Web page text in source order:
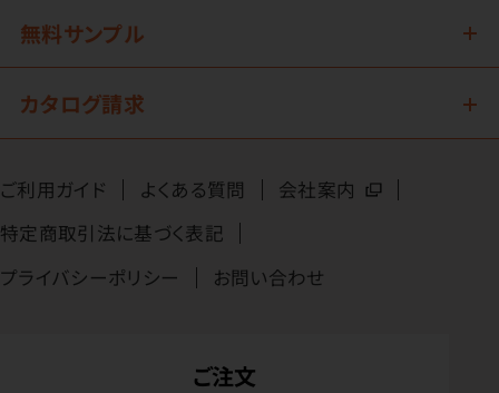
無料サンプル
カタログ請求
ご利用ガイド よくある質問
会社案内
特定商取引法に基づく表記
プライバシーポリシー
お問い合わせ
ご注文